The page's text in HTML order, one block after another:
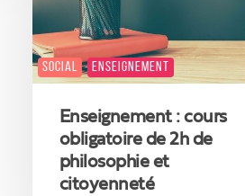
2h
de
philosophie
et
SOCIAL
ENSEIGNEMENT
Enseignement : cours
obligatoire de 2h de
philosophie et
citoyenneté